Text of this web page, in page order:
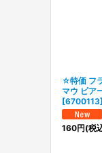
☆特価 フ
マウ ピア
[6700113]
160円(税